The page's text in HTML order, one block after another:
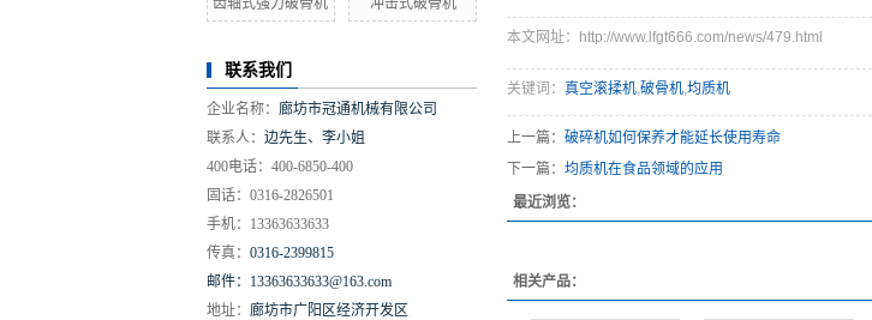
联系我们
企业名称： 廊坊市冠通机械有限公司
联系人： 边先生、李小姐
400电话：400-6850-400
固话：0316-2826501
手机： 13363633633
传真： 0316-2399815
邮件：13363633633@163.com
地址： 廊坊市广阳区经济开发区
本文网址：http://www.lfgt666.com/news/479.html
关键词： 真空滚揉机 破骨机 均质机
上一篇： 破碎机如何保养才能延长使用寿命
下一篇： 均质机在食品领域的应用
最近浏览：
相关产品：